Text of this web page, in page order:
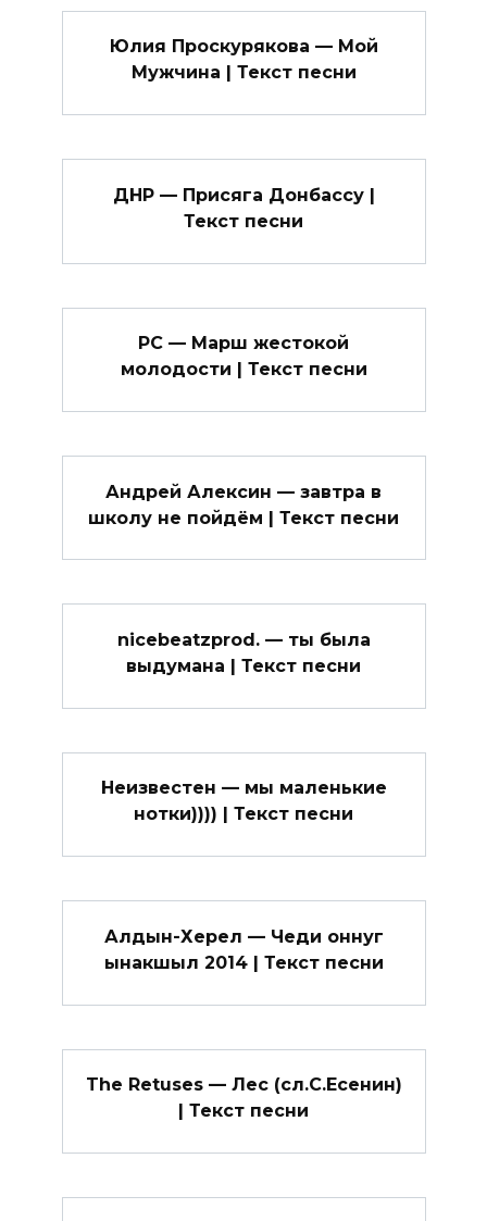
Юлия Проскурякова — Мой
Мужчина | Текст песни
ДНР — Присяга Донбассу |
Текст песни
РС — Марш жестокой
молодости | Текст песни
Андрей Алексин — завтра в
школу не пойдём | Текст песни
nicebeatzprod. — ты была
выдумана | Текст песни
Неизвестен — мы маленькие
нотки)))) | Текст песни
Алдын-Херел — Чеди оннуг
ынакшыл 2014 | Текст песни
The Retuses — Лес (сл.С.Есенин)
| Текст песни